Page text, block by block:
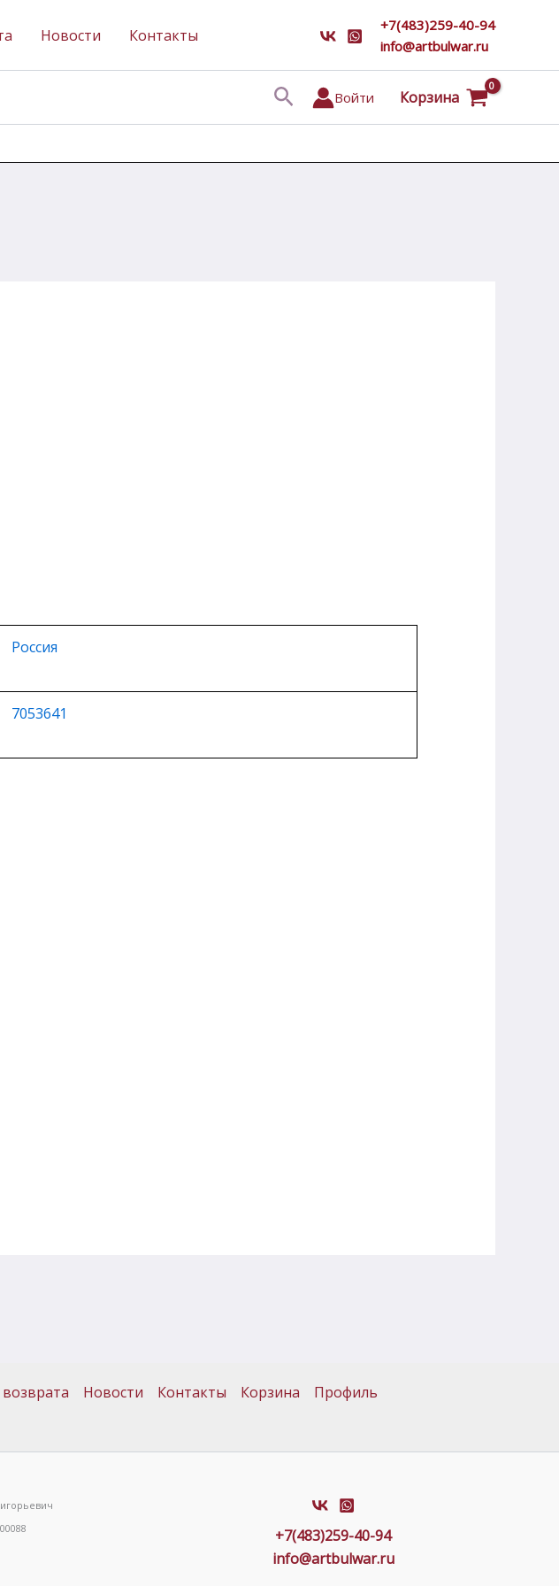
Новости Контакты
+7(483)259-40-94
info@artbulwar.ru
ПоискВойти Корзина
Россия
7053641
Новости Контакты Корзина Профиль
+7(483)259-40-94
info@artbulwar.ru